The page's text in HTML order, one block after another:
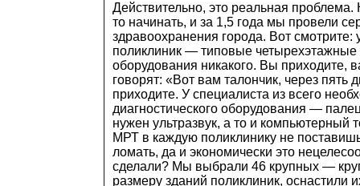
Действительно, это реальная
то начинать, и за 1,5 года мы провели
здравоохранения города. Вот смотрите:
поликлиник — типовые четырехэтажные
оборудования никакого. Вы приходите,
говорят: «Вот вам талончик, через пять
приходите. У специалиста из всего
диагностического оборудования —
нужен ультразвук, а то и компьютерный
МРТ в каждую поликлинику не
ломать, да и экономически это
сделали? Мы выбрали 46 крупных —
размеру зданий поликлиник, оснастили